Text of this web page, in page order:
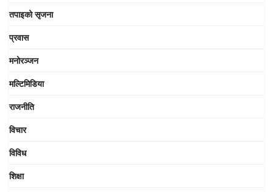
तपाइको सृजना
प्रवास
मनोरञ्जन
मल्टिमिडिया
राजनीति
विचार
विविध
शिक्षा